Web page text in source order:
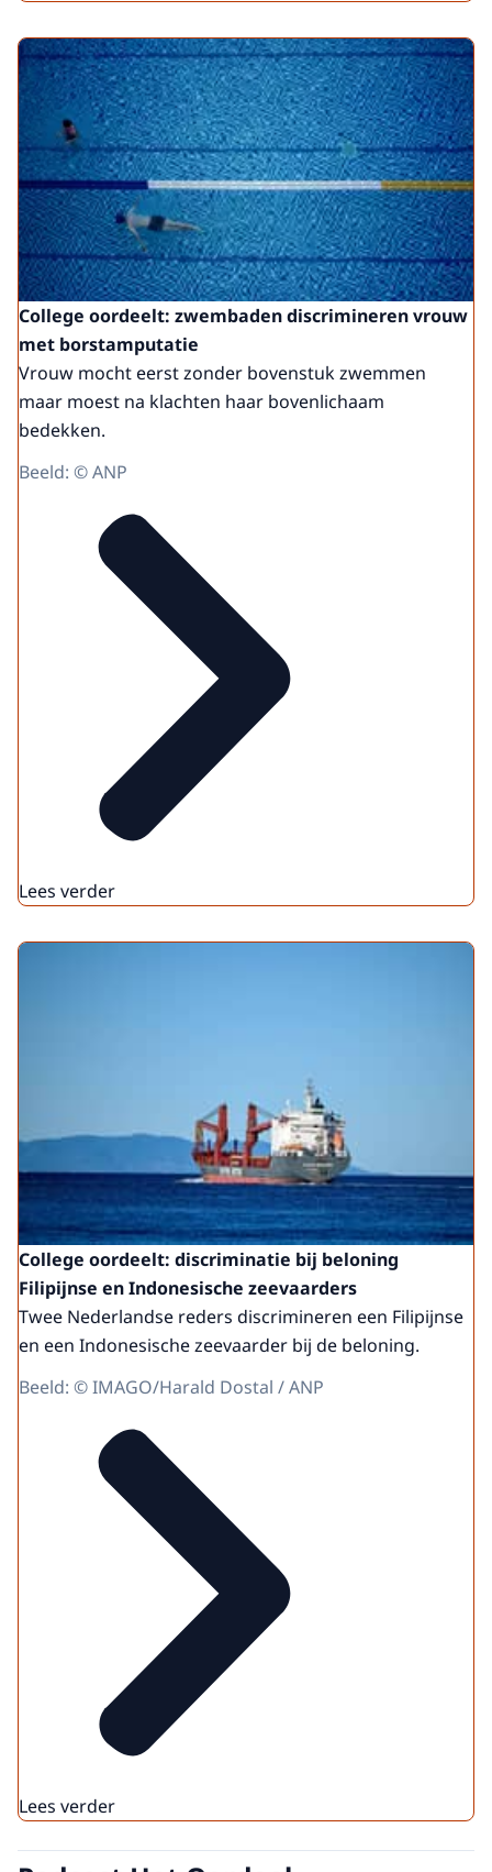
College oordeelt: zwembaden discrimineren vrouw
met borstamputatie
Vrouw mocht eerst zonder bovenstuk zwemmen
maar moest na klachten haar bovenlichaam
bedekken.
Beeld: © ANP
Lees verder
College oordeelt: discriminatie bij beloning
Filipijnse en Indonesische zeevaarders
Twee Nederlandse reders discrimineren een Filipijnse
en een Indonesische zeevaarder bij de beloning.
Beeld: © IMAGO/Harald Dostal / ANP
Lees verder